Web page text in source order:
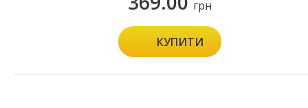
грн
КУПИТИ